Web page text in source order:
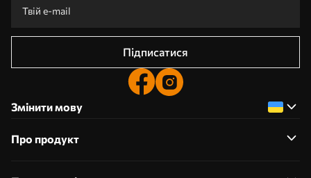
Підписатися
Змінити мову
Про продукт